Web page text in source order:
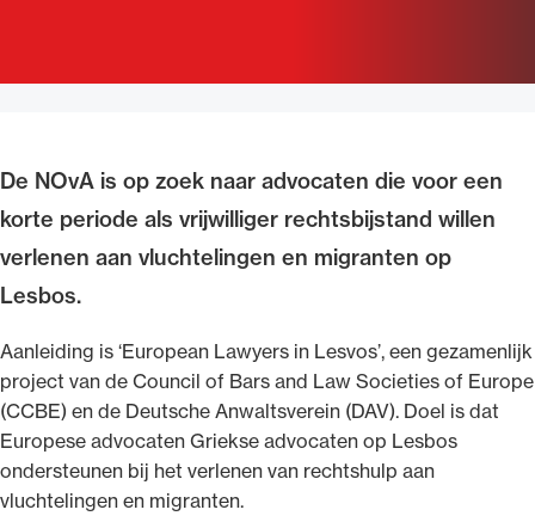
De NOvA is op zoek naar advocaten die voor een
korte periode als vrijwilliger rechtsbijstand willen
verlenen aan vluchtelingen en migranten op
Lesbos.
Aanleiding is ‘European Lawyers in Lesvos’, een gezamenlijk
project van de Council of Bars and Law Societies of Europe
(CCBE) en de Deutsche Anwaltsverein (DAV). Doel is dat
Europese advocaten Griekse advocaten op Lesbos
ondersteunen bij het verlenen van rechtshulp aan
vluchtelingen en migranten.
Van de Advocatenwet tot de Verordening op
de advocatuur (Voda) en de Regeling op de
advocatuur (Roda).